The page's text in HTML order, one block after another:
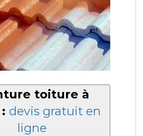
toiture à
devis gratuit en
ligne